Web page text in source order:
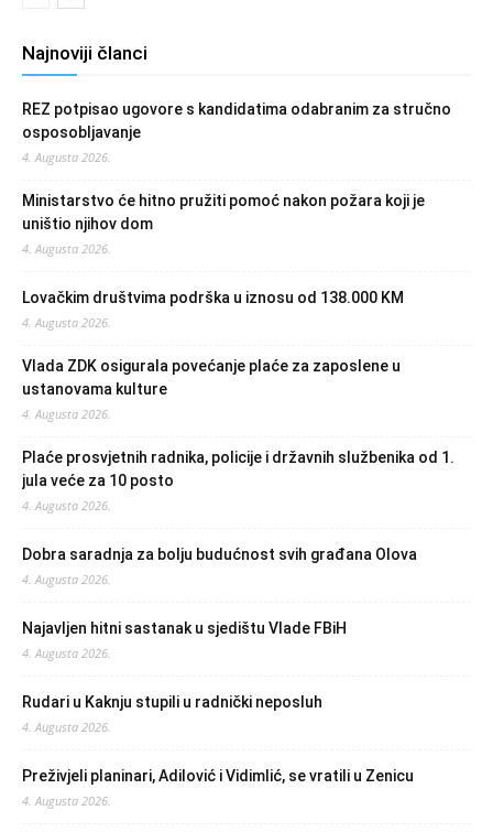
Najnoviji članci
REZ potpisao ugovore s kandidatima odabranim za stručno
osposobljavanje
4. Augusta 2026.
Ministarstvo će hitno pružiti pomoć nakon požara koji je
uništio njihov dom
4. Augusta 2026.
Lovačkim društvima podrška u iznosu od 138.000 KM
4. Augusta 2026.
Vlada ZDK osigurala povećanje plaće za zaposlene u
ustanovama kulture
4. Augusta 2026.
Plaće prosvjetnih radnika, policije i državnih službenika od 1.
jula veće za 10 posto
4. Augusta 2026.
Dobra saradnja za bolju budućnost svih građana Olova
4. Augusta 2026.
Najavljen hitni sastanak u sjedištu Vlade FBiH
4. Augusta 2026.
Rudari u Kaknju stupili u radnički neposluh
4. Augusta 2026.
Preživjeli planinari, Adilović i Vidimlić, se vratili u Zenicu
4. Augusta 2026.